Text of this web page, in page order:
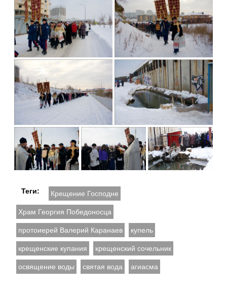
Теги: Крещение Господне
Храм Георгия Победоносца
протоиерей Валерий Каранаев купель
крещенские купания крещенский сочельник
освящение воды святая вода агиасма